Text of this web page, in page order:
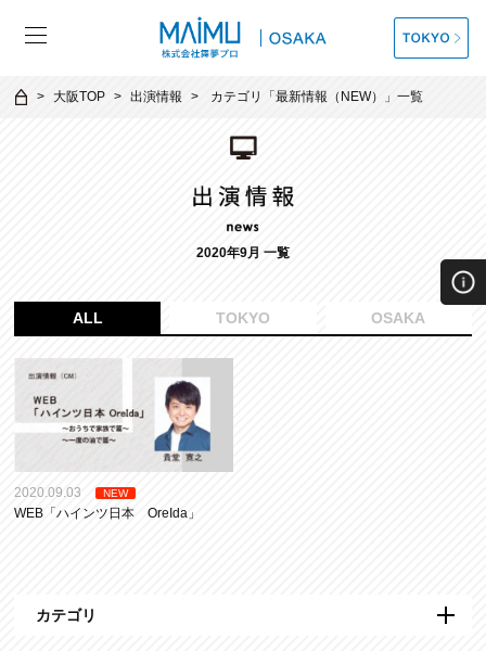
大阪TOP 出演情報 カテゴリ「最新情報（NEW） 」一覧
2020年9月 一覧
ALL TOKYO OSAKA
2020.09.03 NEW
WEB「ハインツ日本 OreIda」
カテゴリ